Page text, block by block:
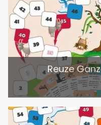
Reuze